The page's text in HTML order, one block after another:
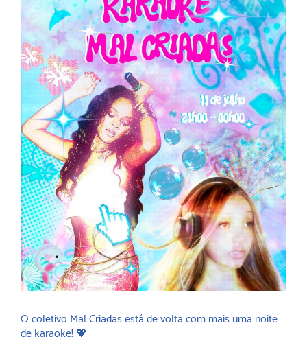
O coletivo Mal Criadas está de volta com mais uma noite
de karaoke! 💖